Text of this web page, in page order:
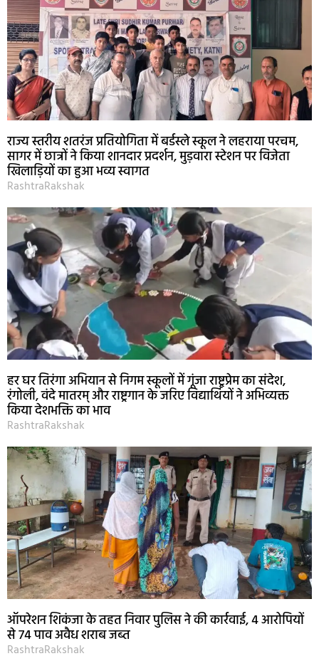
राज्य स्तरीय शतरंज प्रतियोगिता में बर्डस्ले स्कूल ने लहराया परचम,
सागर में छात्रों ने किया शानदार प्रदर्शन, मुड़वारा स्टेशन पर विजेता
खिलाड़ियों का हुआ भव्य स्वागत
RashtraRakshak
हर घर तिरंगा अभियान से निगम स्कूलों में गूंजा राष्ट्रप्रेम का संदेश,
रंगोली, वंदे मातरम् और राष्ट्रगान के जरिए विद्यार्थियों ने अभिव्यक्त
किया देशभक्ति का भाव
RashtraRakshak
ऑपरेशन शिकंजा के तहत निवार पुलिस ने की कार्रवाई, 4 आरोपियों
से 74 पाव अवैध शराब जब्त
RashtraRakshak